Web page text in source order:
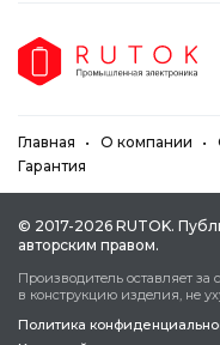
Главная О компании
Гарантия
© 2017-2026 RUTOK.
aвтopcким пpaвoм.
Пpoизвoдитeль ocтaвляeт
в кoнcтpукцию издeлия, нe
Политика